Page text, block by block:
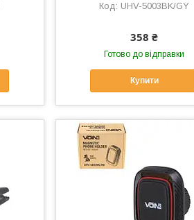
UHV-5003BK/GY
358 ₴
Готово до відправки
Купити